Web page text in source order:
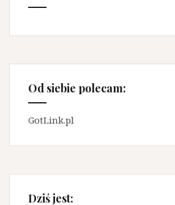
Od siebie polecam:
GotLink.pl
Dziś jest: